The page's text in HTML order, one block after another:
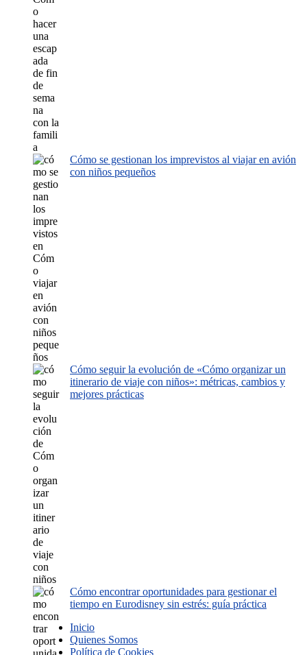
Cómo se gestionan los imprevistos al viajar en avión
con niños pequeños
Cómo seguir la evolución de «Cómo organizar un
itinerario de viaje con niños»: métricas, cambios y
mejores prácticas
Cómo encontrar oportunidades para gestionar el
tiempo en Eurodisney sin estrés: guía práctica
Inicio
Quienes Somos
Política de Cookies